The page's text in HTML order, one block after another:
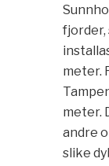
fjorder,
meter.
meter.
andre
slike